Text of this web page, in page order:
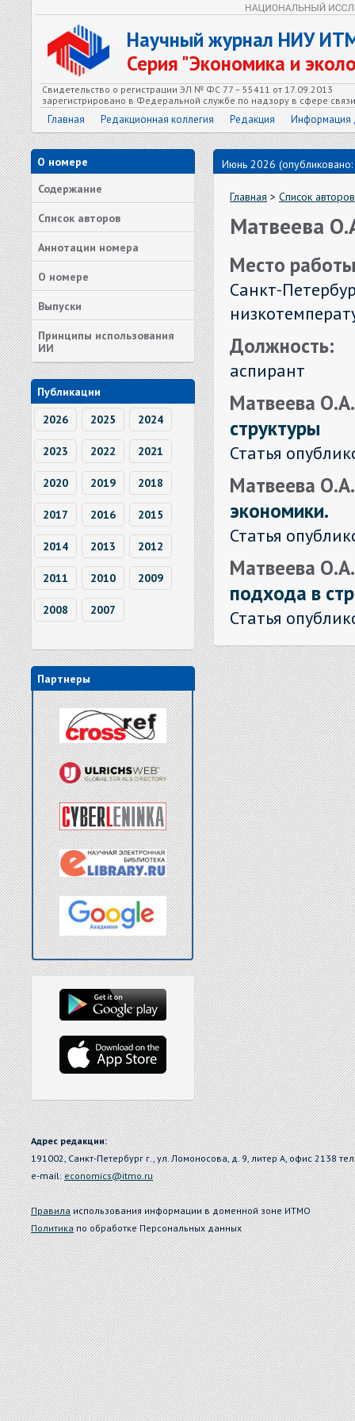
Научный журнал НИУ
Серия "Экономика и
Свидетельство о регистрации ЭЛ № ФС 77 – 55411 от 17.09.2013
зарегистрировано в Федеральной службе по надзору в сфере
Главная Редакционная коллегия Редакция Информация
О номере
Содержание
Список авторов
Аннотации номера
О номере
Выпуски
Принципы использования
ИИ
Публикации
2026
2025 2024
2023 2022 2021
2020 2019 2018
2017 2016 2015
2014 2013 2012
2011 2010 2009
2008 2007
Партнеры
Июнь 2026
Главная > Список авторов
Матвеева
Место
Санкт-
Должность:
аспирант
Матвеева
структуры
Статья
Матвеева
экономики.
Статья
Матвеева
подхода в
Статья
Адрес редакции:
191002, Санкт-Петербург г., ул. Ломоносова, д. 9, литер А, офис 2138
e-mail:economics@itmo.ru
Правилаиспользования информации в доменной зоне ИТМО
Политикапо обработке Персональных данных